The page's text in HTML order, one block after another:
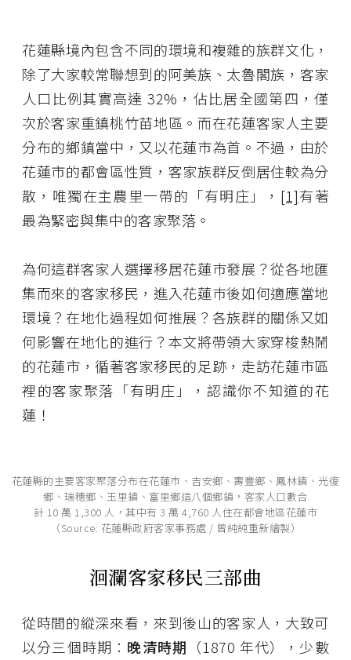
花蓮縣境內包含不同的環境和複雜的族群文化，
除了大家較常聯想到的阿美族、太魯閣族，客家
人口比例其實高達 32%，佔比居全國第四，僅
次於客家重鎮桃竹苗地區。而在花蓮客家人主要
分布的鄉鎮當中，又以花蓮市為首。不過，由於
花蓮市的都會區性質，客家族群反倒居住較為分
散，唯獨在主農里一帶的「有明庄」， [1]有著
最為緊密與集中的客家聚落。
為何這群客家人選擇移居花蓮巿發展？從各地匯
集而來的客家移民，進入花蓮巿後如何適應當地
環境？在地化過程如何推展？各族群的關係又如
何影響在地化的進行？本文將帶領大家穿梭熱鬧
的花蓮市，循著客家移民的足跡，走訪花蓮市區
裡的客家聚落「有明庄」，認識你不知道的花
蓮！
花蓮縣的主要客家聚落分布在花蓮巿、吉安鄉、壽豐鄉、鳳林鎮、光復
鄉、瑞穗鄉、玉里鎮、富里鄉這八個鄉鎮，客家人口數合
計 10 萬 1,300 人，其中有 3 萬 4,760 人住在都會地區花蓮巿
（Source: 花蓮縣政府客家事務處 / 曾純純重新繪製）
洄瀾客家移民三部曲
從時間的縱深來看，來到後山的客家人，大致可
以分三個時期： 晚清時期 （1870 年代），少數